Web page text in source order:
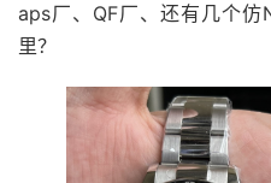
aps厂、QF厂、还有几个
里？